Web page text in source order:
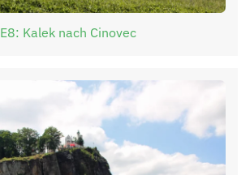
E8: Kalek nach Cinovec